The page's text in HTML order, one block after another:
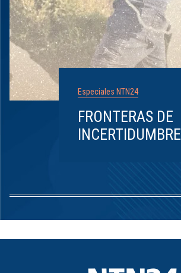
Especiales NTN24
FRONTERAS DE
INCERTIDUMBRE
1
8